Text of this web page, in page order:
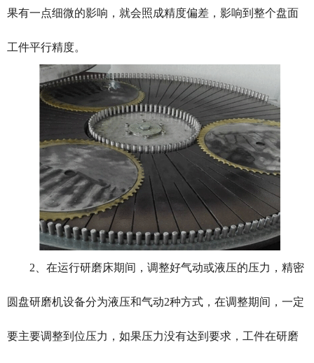
果有一点细微的影响，就会照成精度偏差，影响到整个盘面
工件平行精度。
2、在运行研磨床期间，调整好气动或液压的压力，精密
圆盘研磨机设备分为液压和气动2种方式，在调整期间，一定
要主要调整到位压力，如果压力没有达到要求，工件在研磨